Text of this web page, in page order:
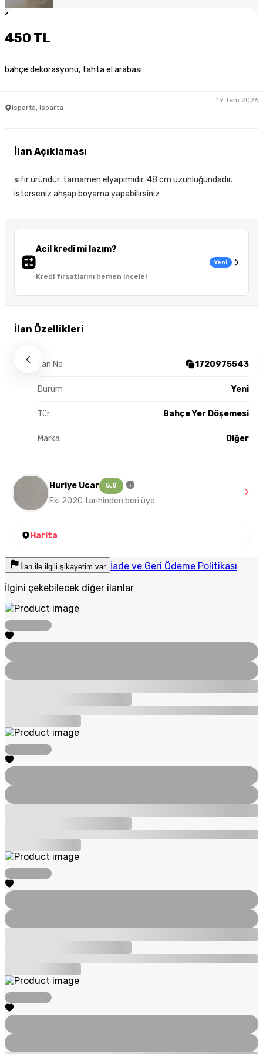
1
450 TL
bahçe dekorasyonu, tahta el arabası
Isparta, Isparta
19 Tem 2026
Acil kredi mi lazım?
Kredi fırsatlarını hemen incele!
Yeni
İlan Özellikleri
İlan No 1720975543
Durum Yeni
Tür Bahçe Yer Döşemesi
Marka Diğer
İlan Açıklaması
sıfır üründür. tamamen elyapımıdır. 48 cm uzunluğundadır.
isterseniz ahşap boyama yapabilirsiniz
Huriye Ucar 5.0
Eki 2020 tarihinden beri üye
Harita
İlan ile ilgili şikayetim var İade ve Geri Ödeme Politikası
İlgini çekebilecek diğer ilanlar